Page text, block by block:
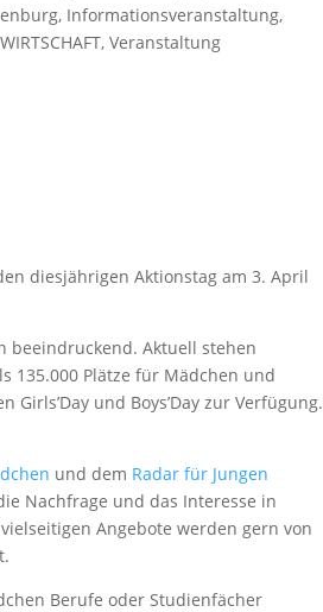
, Informationsveranstaltung,
, Veranstaltung
diesjährigen Aktionstag am 3. April
beeindruckend. Aktuell stehen
135.000 Plätze für Mädchen und
Girls’Day und Boys’Day zur Verfügung.
und dem Radar für Jungen
Nachfrage und das Interesse in
Angebote werden gern von
Berufe oder Studienfächer